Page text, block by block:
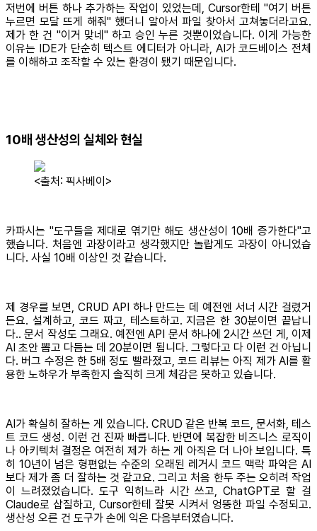
저번에 버튼 하나 추가하는 작업이 있었는데, Cursor한테 "여기 버튼
누르면 모달 뜨게 해줘" 했더니 알아서 파일 찾아서 고쳐놓더라고요.
제가 한 건 "이거 맞네" 하고 승인 누른 것뿐이었습니다. 이게 가능한
이유는 IDE가 단순히 텍스트 에디터가 아니라, AI가 코드베이스 전체
를 이해하고 조작할 수 있는 환경이 됐기 때문입니다.
10배 생산성의 실체와 현실
<출처: 픽사베이>
카파시는 "도구들을 제대로 엮기만 해도 생산성이 10배 증가한다"고
했습니다. 처음엔 과장이라고 생각했지만 놀랍게도 과장이 아니었습
니다. 사실 10배 이상인 것 같습니다.
제 경우를 보면, CRUD API 하나 만드는 데 예전엔 서너 시간 걸렸거
든요. 설계하고, 코드 짜고, 테스트하고. 지금은 한 30분이면 끝납니
다.. 문서 작성도 그래요. 예전엔 API 문서 하나에 2시간 쓰던 게, 이제
AI 초안 뽑고 다듬는 데 20분이면 됩니다. 그렇다고 다 이런 건 아닙니
다. 버그 수정은 한 5배 정도 빨라졌고, 코드 리뷰는 아직 제가 AI를 활
용한 노하우가 부족한지 솔직히 크게 체감은 못하고 있습니다.
AI가 확실히 잘하는 게 있습니다. CRUD 같은 반복 코드, 문서화, 테스
트 코드 생성. 이런 건 진짜 빠릅니다. 반면에 복잡한 비즈니스 로직이
나 아키텍처 결정은 여전히 제가 하는 게 아직은 더 나아 보입니다. 특
히 10년이 넘은 형편없는 수준의 오래된 레거시 코드 맥락 파악은 AI
보다 제가 좀 더 잘하는 것 같고요. 그리고 처음 한두 주는 오히려 작업
이 느려졌었습니다. 도구 익히느라 시간 쓰고, ChatGPT로 할 걸
Claude로 삽질하고, Cursor한테 잘못 시켜서 엉뚱한 파일 수정되고.
생산성 오른 건 도구가 손에 익은 다음부터였습니다.